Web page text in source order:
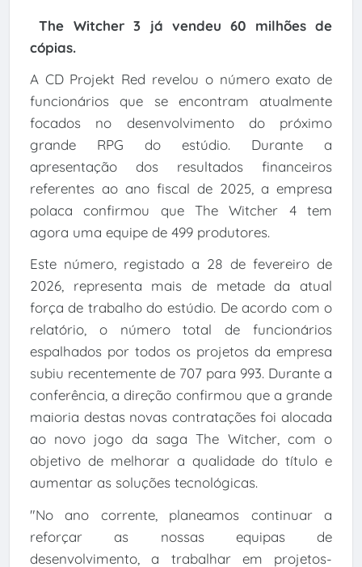
The Witcher 3 já vendeu 60 milhões de
cópias.
A CD Projekt Red revelou o número exato de
funcionários que se encontram atualmente
focados no desenvolvimento do próximo
grande RPG do estúdio. Durante a
apresentação dos resultados financeiros
referentes ao ano fiscal de 2025, a empresa
polaca confirmou que The Witcher 4 tem
agora uma equipe de 499 produtores.
Este número, registado a 28 de fevereiro de
2026, representa mais de metade da atual
força de trabalho do estúdio. De acordo com o
relatório, o número total de funcionários
espalhados por todos os projetos da empresa
subiu recentemente de 707 para 993. Durante a
conferência, a direção confirmou que a grande
maioria destas novas contratações foi alocada
ao novo jogo da saga The Witcher, com o
objetivo de melhorar a qualidade do título e
aumentar as soluções tecnológicas.
"No ano corrente, planeamos continuar a
reforçar as nossas equipas de
desenvolvimento, a trabalhar em projetos-